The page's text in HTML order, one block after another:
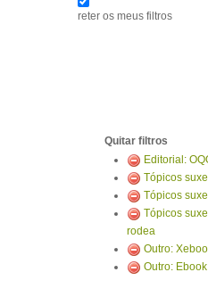
reter os meus filtros
Quitar filtros
Editorial:
Tópicos
Tópicos
Tópicos
rodea
Outro:
Outro: Ebook